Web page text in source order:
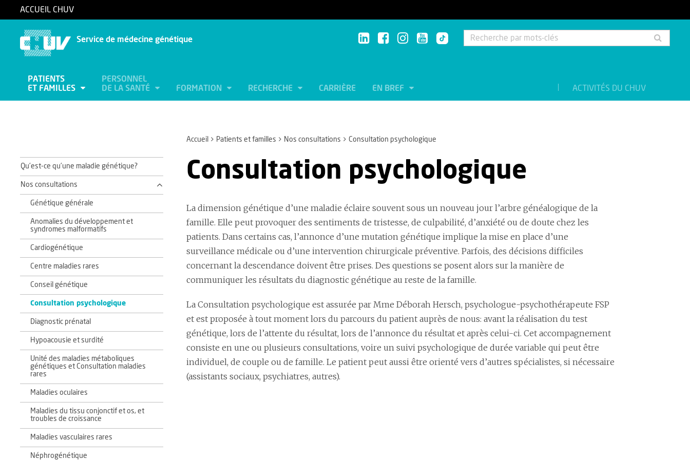
ACCUEIL CHUV
Service de médecine génétique
PATIENTS
ET FAMILLES
PERSONNEL
DE LA SANTÉ
FORMATION RECHERCHE CARRIÈRE EN BREF ACTIVITÉS DU CHUV
Accueil Patients et familles Nos consultations Consultation psychologique
Qu’est-ce qu’une maladie génétique?
Nos consultations
Génétique générale
Anomalies du développement et
syndromes malformatifs
Cardiogénétique
Centre maladies rares
Conseil génétique
Consultation psychologique
Diagnostic prénatal
Hypoacousie et surdité
Unité des maladies métaboliques
génétiques et Consultation maladies
rares
Maladies oculaires
Maladies du tissu conjonctif et os, et
troubles de croissance
Maladies vasculaires rares
Néphrogénétique
Consultation psychologique
La dimension génétique d’une maladie éclaire souvent sous un nouveau jour l’arbre généalogique de la
famille. Elle peut provoquer des sentiments de tristesse, de culpabilité, d’anxiété ou de doute chez les
patients. Dans certains cas, l’annonce d’une mutation génétique implique la mise en place d’une
surveillance médicale ou d’une intervention chirurgicale préventive. Parfois, des décisions difficiles
concernant la descendance doivent être prises. Des questions se posent alors sur la manière de
communiquer les résultats du diagnostic génétique au reste de la famille.
La Consultation psychologique est assurée par Mme Déborah Hersch, psychologue-psychothérapeute FSP
et est proposée à tout moment lors du parcours du patient auprès de nous: avant la réalisation du test
génétique, lors de l’attente du résultat, lors de l’annonce du résultat et après celui-ci. Cet accompagnement
consiste en une ou plusieurs consultations, voire un suivi psychologique de durée variable qui peut être
individuel, de couple ou de famille. Le patient peut aussi être orienté vers d’autres spécialistes, si nécessaire
(assistants sociaux, psychiatres, autres).